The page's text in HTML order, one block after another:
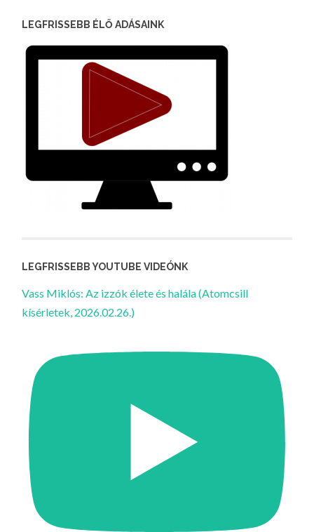
LEGFRISSEBB ÉLŐ ADÁSAINK
LEGFRISSEBB YOUTUBE VIDEÓNK
Vass Miklós: Az izzók élete és halála (Atomcsill
kísérletek, 2026.02.26.)